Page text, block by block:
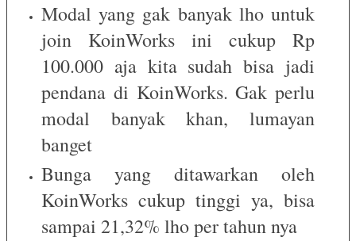
Modal yang gak banyak lho untuk
join KoinWorks ini cukup Rp
100.000 aja kita sudah bisa jadi
pendana di KoinWorks. Gak perlu
modal banyak khan, lumayan
banget
Bunga yang ditawarkan oleh
KoinWorks cukup tinggi ya, bisa
sampai 21,32% lho per tahun nya